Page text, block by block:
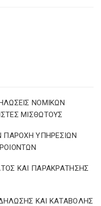
ΝΟΜΙΚΩΝ
ΜΙΣΘΩΤΟΥΣ
ΥΠΗΡΕΣΙΩΝ
ΚΑΙ ΠΑΡΑΚΡΑΤΗΣΗΣ
ΚΑΙ ΚΑΤΑΒΟΛΗΣ